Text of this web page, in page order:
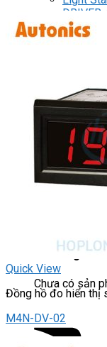
DRIVER
ĐÈN BÁO
Phích
Can nhiệt
Tìm
Giỏ hàng
Chưa có sản
Quick View
Đồng hồ đo hiển thị
M4N-DV-02